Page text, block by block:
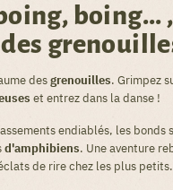
boing...
desgrenouilles. Grimpez
et entrez dans la danse !
endiablés, les bonds
d'amphibiens. Une aventure
de rire chez les plus petits.